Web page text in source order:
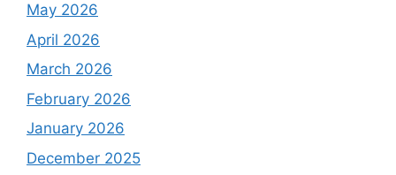
May 2026
April 2026
March 2026
February 2026
January 2026
December 2025